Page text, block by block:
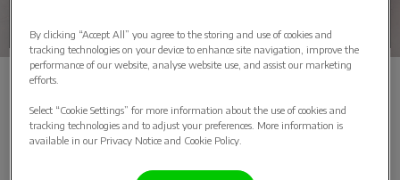
Opname
By clicking “Accept All” you agree to the storing and use of cookies and
tracking technologies on your device to enhance site navigation, improve the
performance of our website, analyse website use, and assist our marketing
efforts.
Select “Cookie Settings” for more information about the use of cookies and
tracking technologies and to adjust your preferences. More information is
available in our Privacy Notice and Cookie Policy.